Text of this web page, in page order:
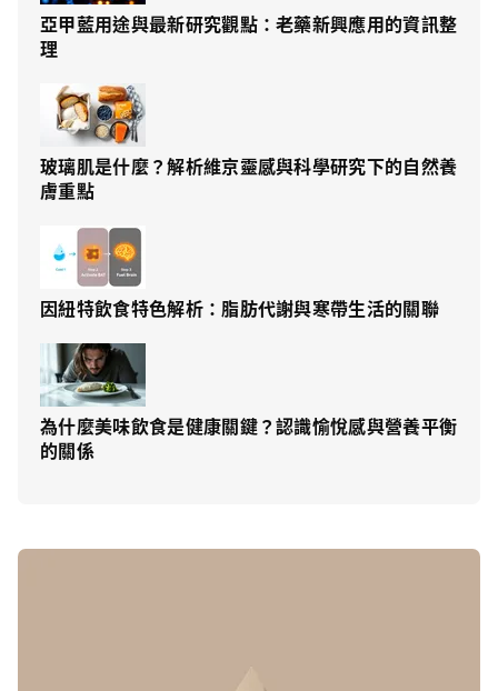
亞甲藍用途與最新研究觀點：老藥新興應用的資訊整
理
玻璃肌是什麼？解析維京靈感與科學研究下的自然養
膚重點
因紐特飲食特色解析：脂肪代謝與寒帶生活的關聯
為什麼美味飲食是健康關鍵？認識愉悅感與營養平衡
的關係